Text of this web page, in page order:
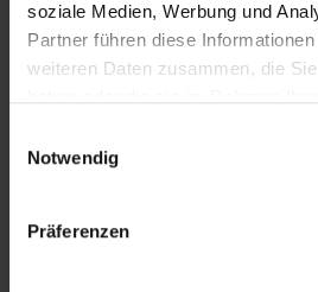
soziale Medien, Werbung und
Partner führen diese
weiteren Daten zusammen, die
Notwendig
Präferenzen
Produktgalerie überspringen
Varianten